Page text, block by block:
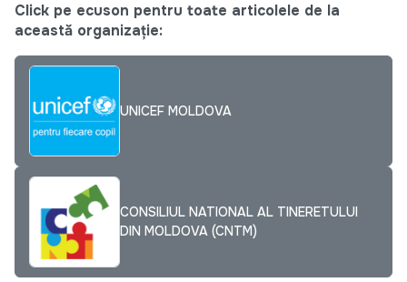
Click pe ecuson pentru toate articolele de la
această organizație:
UNICEF MOLDOVA
CONSILIUL NATIONAL AL TINERETULUI
DIN MOLDOVA (CNTM)